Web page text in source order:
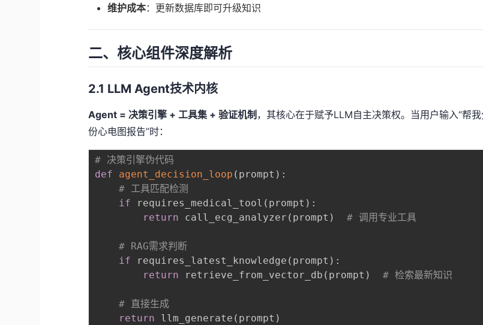
维护成本：更新数据库即可升级知识
二、核心组件深度解析
2.1 LLM Agent技术内核
Agent = 决策引擎 + 工具集 + 验证机制 ，其核心在于赋予LLM自主决策权。当用户输入“帮
份心电图报告”时：
# 决策引擎伪代码
def
agent_decision_loop ( prompt ) :
# 工具匹配检测
if requires_medical_tool ( prompt ) :
return call_ecg_analyzer ( prompt ) # 调用专业工具
# RAG需求判断
if requires_latest_knowledge ( prompt ) :
return retrieve_from_vector_db ( prompt ) # 检索最新知识
# 直接生成
return llm_generate ( prompt )